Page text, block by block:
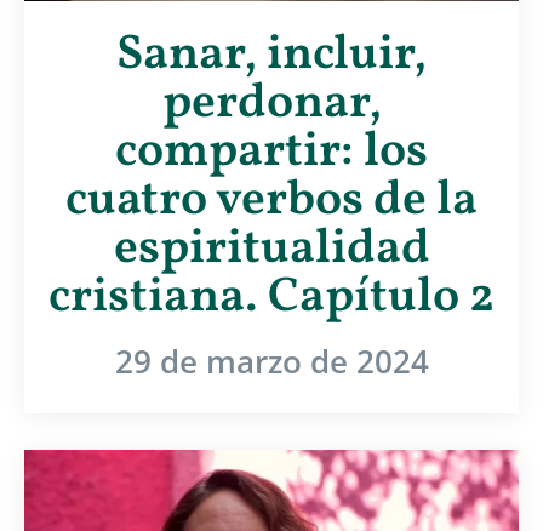
Sanar, incluir,
perdonar,
compartir: los
cuatro verbos de la
espiritualidad
cristiana. Capítulo 2
29 de marzo de 2024